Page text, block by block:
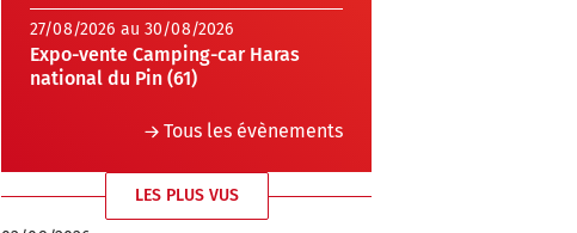
27/08/2026 au 30/08/2026
Expo-vente Camping-car Haras
national du Pin (61)
Tous les évènements
LES PLUS VUS